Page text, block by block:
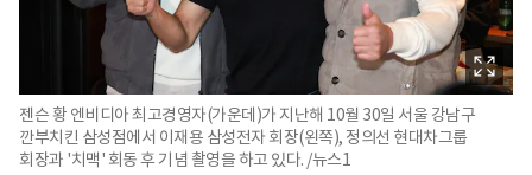
젠슨 황 엔비디아 최고경영자(가운데)가 지난해 10월 30일 서울 강남구
깐부치킨 삼성점에서 이재용 삼성전자 회장(왼쪽), 정의선 현대차그룹
회장과 '치맥' 회동 후 기념 촬영을 하고 있다. /뉴스1